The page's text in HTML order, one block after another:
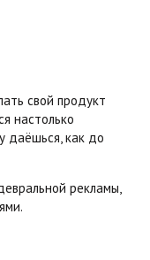
свой продукт
настолько
даёшься, как до
рекламы,